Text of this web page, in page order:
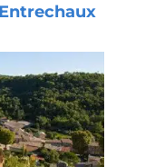
Entrechaux